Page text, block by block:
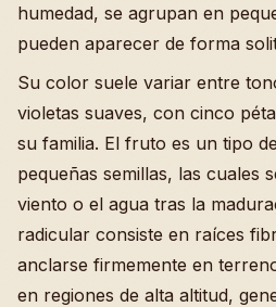
humedad, se agrupan en
pueden aparecer de forma
Su color suele variar entre
violetas suaves, con cinco
su familia. El fruto es un tipo
pequeñas semillas, las cuales
viento o el agua tras la
radicular consiste en raíces
anclarse firmemente en
en regiones de alta altitud,